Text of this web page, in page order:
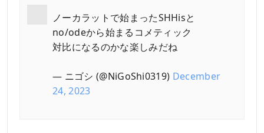
ノーカラットで始まったSHHisと
no/odeから始まるコメティック
対比になるのかな楽しみだね
— ニゴシ (@NiGoShi0319) December
24, 2023